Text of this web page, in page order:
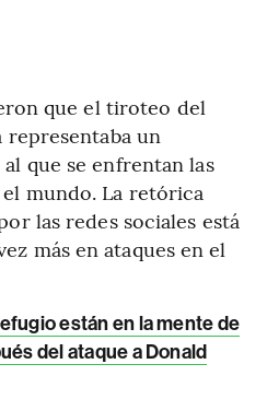
que el tiroteo del
representaba un
que se enfrentan las
mundo. La retórica
las redes sociales está
más en ataques en el
están en la mente de
del ataque a Donald